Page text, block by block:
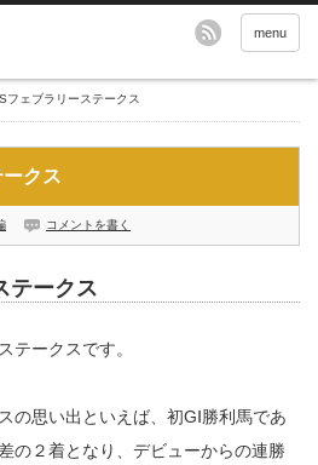
menu
フェブラリーステークス
クス
コメントを書く
テークス
テークスです。
の思い出といえば、初GⅠ勝利馬であ
の２着となり、デビューからの連勝